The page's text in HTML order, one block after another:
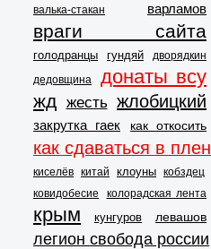
валька-стакан
варламов
враги сайта
голодранцы гундяй
дворядкин
дедовщина
донаты всу
жд жесть жлобицкий
закрутка гаек как откосить
как сдаваться в плен
киселёв китай клоуны кобздец
ковидобесие
колорадская лента
крым кунгуров левашов
легион свобода россии